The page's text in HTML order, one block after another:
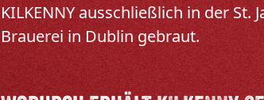
KILKENNY ausschließlich in der St.
Brauerei in Dublin gebraut.